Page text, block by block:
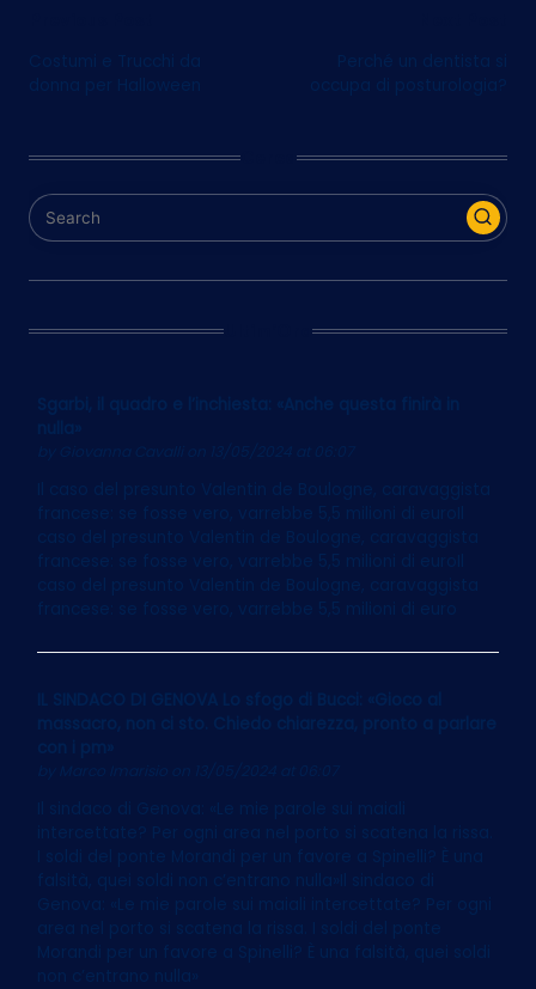
navigation
Costumi e Trucchi da
donna per Halloween
Perché un dentista si
occupa di posturologia?
Cerca
Sgarbi, il quadro e l’inchiesta: «Anche questa finirà in
nulla»
on 13/05/2024 at 06:07
Il caso del presunto Valentin de Boulogne, caravaggista
francese: se fosse vero, varrebbe 5,5 milioni di euroIl
caso del presunto Valentin de Boulogne, caravaggista
francese: se fosse vero, varrebbe 5,5 milioni di euroIl
caso del presunto Valentin de Boulogne, caravaggista
francese: se fosse vero, varrebbe 5,5 milioni di euro
IL SINDACO DI GENOVA Lo sfogo di Bucci: «Gioco al
massacro, non ci sto. Chiedo chiarezza, pronto a parlare
con i pm»
Marco Imarisio on 13/05/2024 at 06:07
Il sindaco di Genova: «Le mie parole sui maiali
intercettate? Per ogni area nel porto si scatena la rissa.
I soldi del ponte Morandi per un favore a Spinelli? È una
falsità, quei soldi non c’entrano nulla»Il sindaco di
Genova: «Le mie parole sui maiali intercettate? Per ogni
area nel porto si scatena la rissa. I soldi del ponte
Morandi per un favore a Spinelli? È una falsità, quei soldi
non c’entrano nulla»